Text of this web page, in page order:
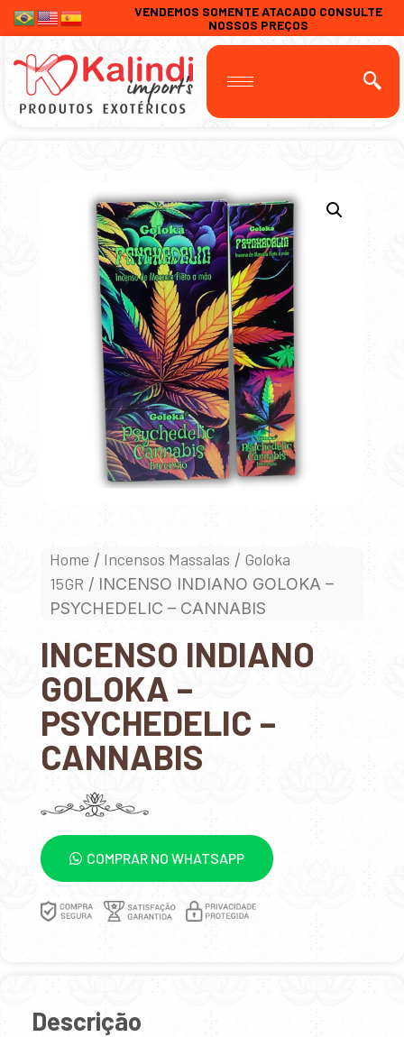
VENDEMOS SOMENTE ATACADO CONSULTE
NOSSOS PREÇOS
Home / Incensos Massalas / Goloka
15GR / INCENSO INDIANO GOLOKA –
PSYCHEDELIC – CANNABIS
INCENSO INDIANO
GOLOKA –
PSYCHEDELIC –
CANNABIS
COMPRAR NO WHATSAPP
Descrição